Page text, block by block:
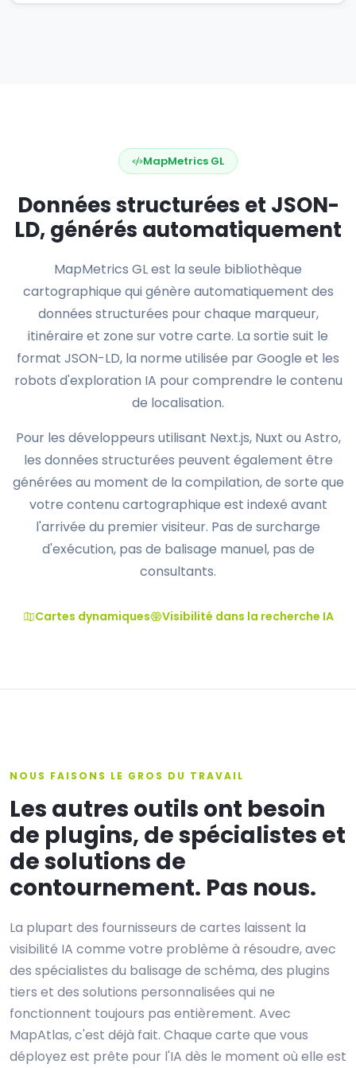
MapMetrics GL
Données structurées et JSON-
LD, générés automatiquement
MapMetrics GL est la seule bibliothèque
cartographique qui génère automatiquement des
données structurées pour chaque marqueur,
itinéraire et zone sur votre carte. La sortie suit le
format JSON-LD, la norme utilisée par Google et les
robots d'exploration IA pour comprendre le contenu
de localisation.
Pour les développeurs utilisant Next.js, Nuxt ou Astro,
les données structurées peuvent également être
générées au moment de la compilation, de sorte que
votre contenu cartographique est indexé avant
l'arrivée du premier visiteur. Pas de surcharge
d'exécution, pas de balisage manuel, pas de
consultants.
Cartes dynamiques Visibilité dans la recherche IA
NOUS FAISONS LE GROS DU TRAVAIL
Les autres outils ont besoin
de plugins, de spécialistes et
de solutions de
contournement. Pas nous.
La plupart des fournisseurs de cartes laissent la
visibilité IA comme votre problème à résoudre, avec
des spécialistes du balisage de schéma, des plugins
tiers et des solutions personnalisées qui ne
fonctionnent toujours pas entièrement. Avec
MapAtlas, c'est déjà fait. Chaque carte que vous
déployez est prête pour l'IA dès le moment où elle est